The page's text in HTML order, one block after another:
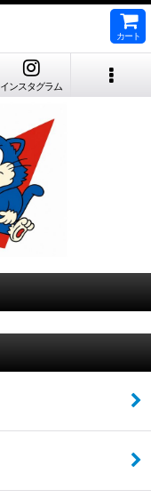
カート
インスタグラム